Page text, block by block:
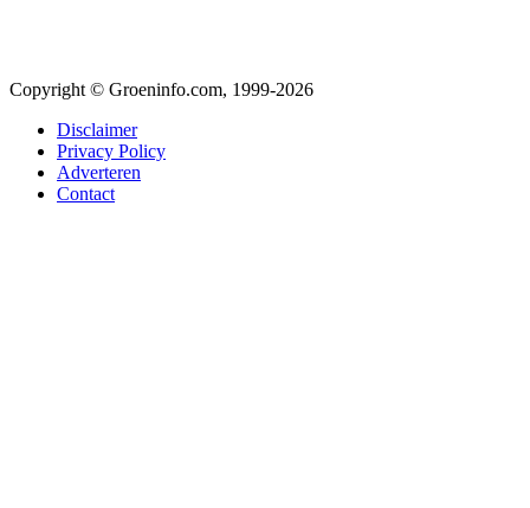
Copyright © Groeninfo.com, 1999-2026
Disclaimer
Privacy Policy
Adverteren
Contact